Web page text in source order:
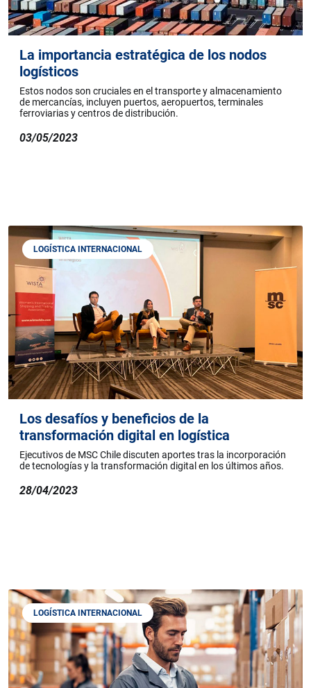
La importancia estratégica de los nodos
logísticos
Estos nodos son cruciales en el transporte y almacenamiento
de mercancías, incluyen puertos, aeropuertos, terminales
ferroviarias y centros de distribución.
03/05/2023
LOGÍSTICA INTERNACIONAL
Los desafíos y beneficios de la
transformación digital en logística
Ejecutivos de MSC Chile discuten aportes tras la incorporación
de tecnologías y la transformación digital en los últimos años.
28/04/2023
LOGÍSTICA INTERNACIONAL